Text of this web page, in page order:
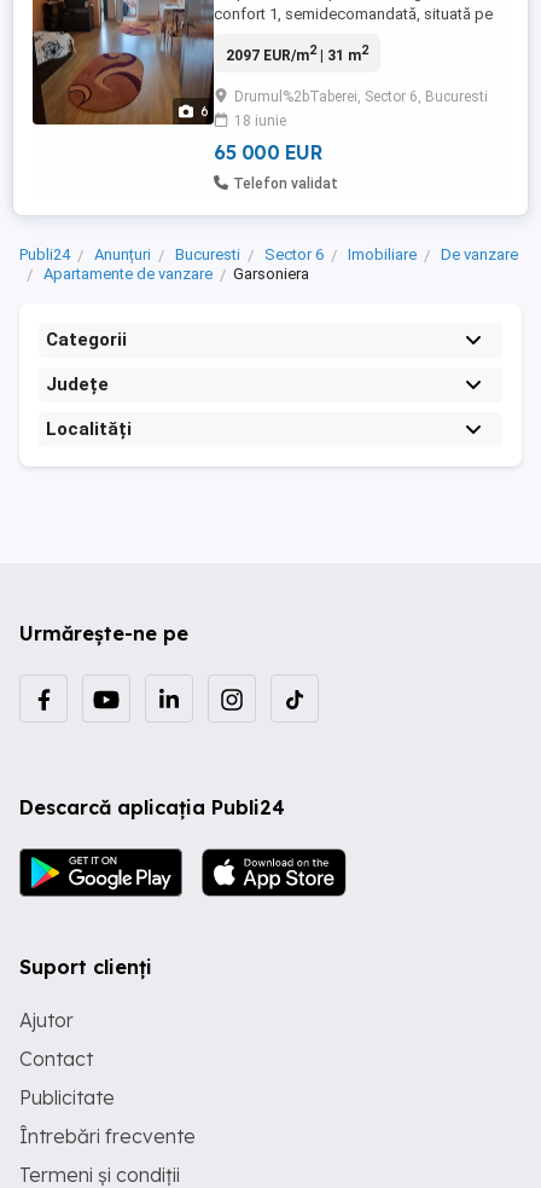
6
confort 1, semidecomandată, situată pe
Locuința are o suprafață de 31 mp, este
termic și dispune de balcon, debară și lift
modernizat. Excelentă investiție pentru
locuit sau ...
2097 EUR/m2| 31 m2
Drumul%2bTaberei, Sector 6, Bucuresti
18 iunie
65 000 EUR
Telefon validat
Publi24 Anunțuri Bucuresti Sector 6 Imobiliare
De vanzare
Apartamente de vanzare
Garsoniera
Categorii
Județe
Localități
Urmărește-ne pe
Descarcă aplicația Publi24
Suport clienți
Ajutor
Contact
Publicitate
Întrebări frecvente
Termeni și condiții